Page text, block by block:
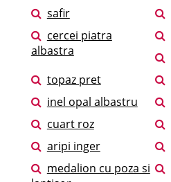
safir
cercei piatra
albastra
topaz pret
inel opal albastru
cuart roz
aripi inger
medalion cu poza si